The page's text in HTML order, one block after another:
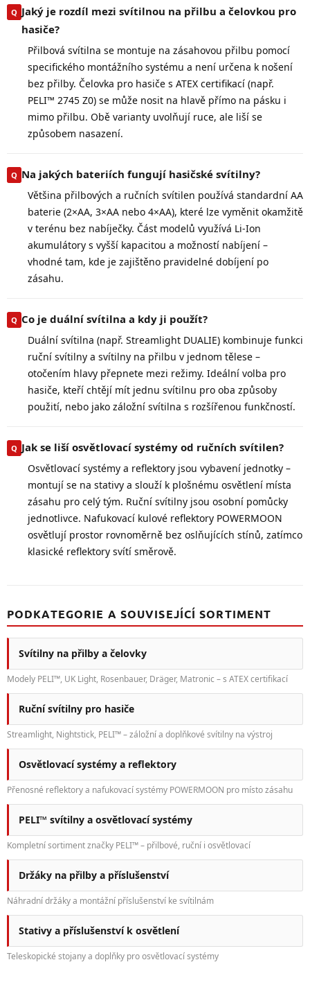
Jaký je rozdíl mezi svítilnou na přilbu a čelovkou pro
hasiče?
Přilbová svítilna se montuje na zásahovou přilbu pomocí
specifického montážního systému a není určena k nošení
bez přilby. Čelovka pro hasiče s ATEX certifikací (např.
PELI™ 2745 Z0) se může nosit na hlavě přímo na pásku i
mimo přilbu. Obě varianty uvolňují ruce, ale liší se
způsobem nasazení.
Na jakých bateriích fungují hasičské svítilny?
Většina přilbových a ručních svítilen používá standardní AA
baterie (2×AA, 3×AA nebo 4×AA), které lze vyměnit okamžitě
v terénu bez nabíječky. Část modelů využívá Li-Ion
akumulátory s vyšší kapacitou a možností nabíjení –
vhodné tam, kde je zajištěno pravidelné dobíjení po
zásahu.
Co je duální svítilna a kdy ji použít?
Duální svítilna (např. Streamlight DUALIE) kombinuje funkci
ruční svítilny a svítilny na přilbu v jednom tělese –
otočením hlavy přepnete mezi režimy. Ideální volba pro
hasiče, kteří chtějí mít jednu svítilnu pro oba způsoby
použití, nebo jako záložní svítilna s rozšířenou funkčností.
Jak se liší osvětlovací systémy od ručních svítilen?
Osvětlovací systémy a reflektory jsou vybavení jednotky –
montují se na stativy a slouží k plošnému osvětlení místa
zásahu pro celý tým. Ruční svítilny jsou osobní pomůcky
jednotlivce. Nafukovací kulové reflektory POWERMOON
osvětlují prostor rovnoměrně bez oslňujících stínů, zatímco
klasické reflektory svítí směrově.
PODKATEGORIE A SOUVISEJÍCÍ SORTIMENT
Svítilny na přilby a čelovky
Modely PELI™, UK Light, Rosenbauer, Dräger, Matronic – s ATEX certifikací
Ruční svítilny pro hasiče
Streamlight, Nightstick, PELI™ – záložní a doplňkové svítilny na výstroj
Osvětlovací systémy a reflektory
Přenosné reflektory a nafukovací systémy POWERMOON pro místo zásahu
PELI™ svítilny a osvětlovací systémy
Kompletní sortiment značky PELI™ – přilbové, ruční i osvětlovací
Držáky na přilby a příslušenství
Náhradní držáky a montážní příslušenství ke svítilnám
Stativy a příslušenství k osvětlení
Teleskopické stojany a doplňky pro osvětlovací systémy